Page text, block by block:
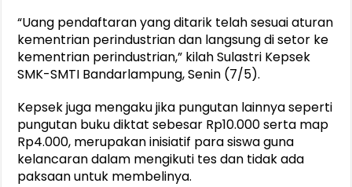
“Uang pendaftaran yang ditarik telah sesuai aturan
kementrian perindustrian dan langsung di setor ke
kementrian perindustrian,” kilah Sulastri Kepsek
SMK-SMTI Bandarlampung, Senin (7/5).
Kepsek juga mengaku jika pungutan lainnya seperti
pungutan buku diktat sebesar Rp10.000 serta map
Rp4.000, merupakan inisiatif para siswa guna
kelancaran dalam mengikuti tes dan tidak ada
paksaan untuk membelinya.